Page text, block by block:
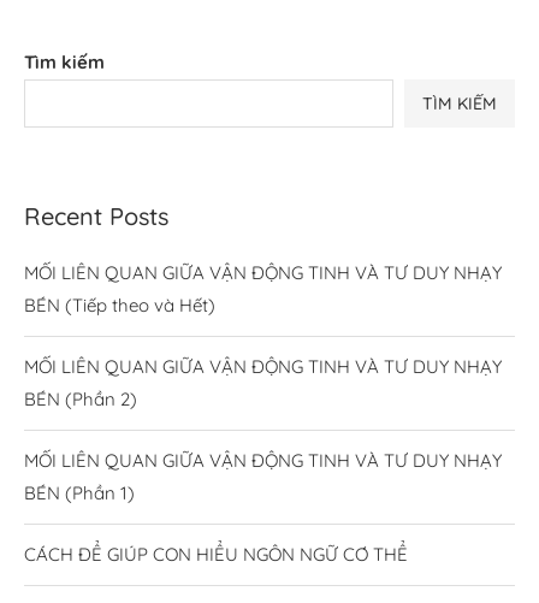
Tìm kiếm
TÌM KIẾM
Recent Posts
MỐI LIÊN QUAN GIỮA VẬN ĐỘNG TINH VÀ TƯ DUY NHẠY
BÉN (Tiếp theo và Hết)
MỐI LIÊN QUAN GIỮA VẬN ĐỘNG TINH VÀ TƯ DUY NHẠY
BÉN (Phần 2)
MỐI LIÊN QUAN GIỮA VẬN ĐỘNG TINH VÀ TƯ DUY NHẠY
BÉN (Phần 1)
CÁCH ĐỂ GIÚP CON HIỂU NGÔN NGỮ CƠ THỂ